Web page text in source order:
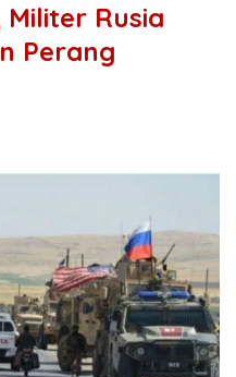
Rusia
Perang